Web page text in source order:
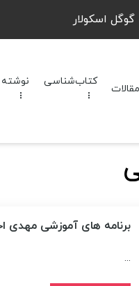
گوگل اسکولار
مقالات
کتاب‌شناسی نوشته
برنامه های آموزشی مهدی
...